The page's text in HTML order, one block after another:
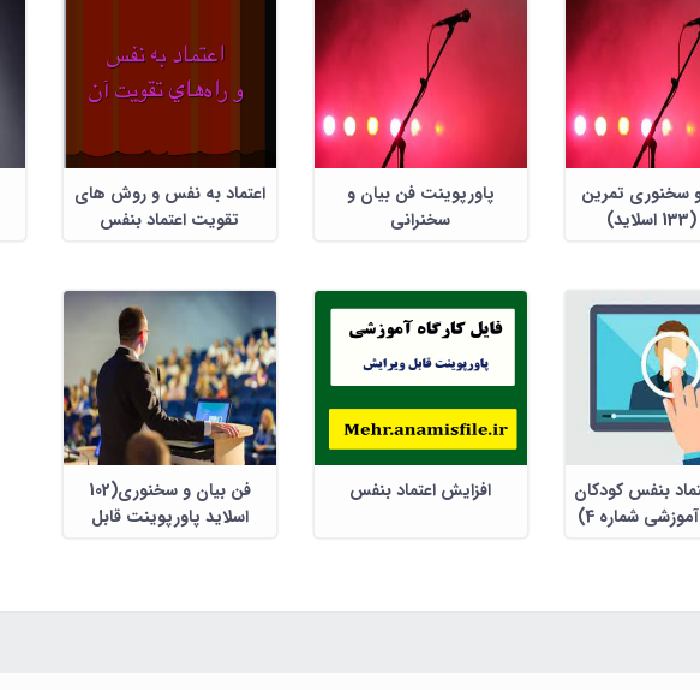
سخنوری تمرین
پاورپوینت فن بیان و
سخنرانی
اعتماد به نفس و روش های
تقویت اعتماد بنفس
بنفس کودکان
شماره 4)
افزایش اعتماد بنفس
فن بیان و سخنوری(102
اسلاید پاورپوینت قابل